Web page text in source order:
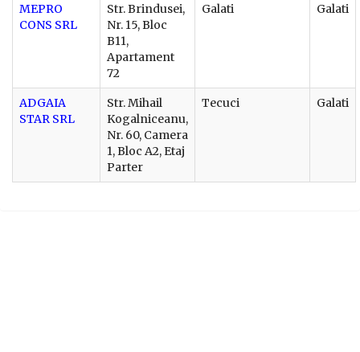
MEPRO
CONS SRL
Str. Brindusei,
Nr. 15, Bloc
B11,
Apartament
72
Galati Galati
ADGAIA
STAR SRL
Str. Mihail
Kogalniceanu,
Nr. 60, Camera
1, Bloc A2, Etaj
Parter
Tecuci Galati